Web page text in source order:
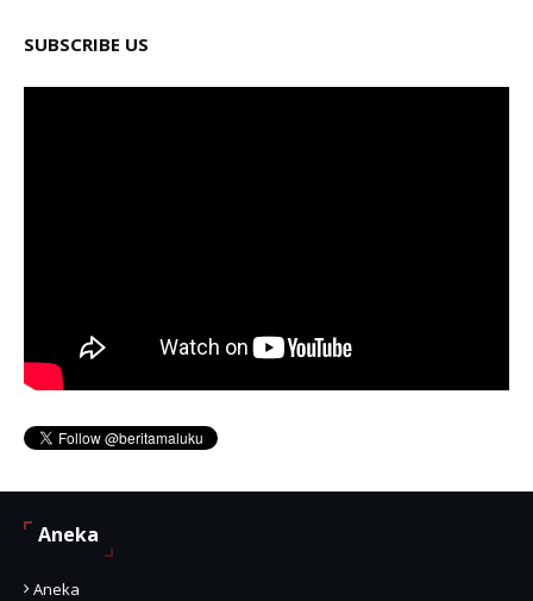
SUBSCRIBE US
Aneka
Aneka